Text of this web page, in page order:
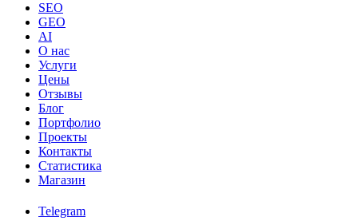
SEO
GEO
AI
О нас
Услуги
Цены
Отзывы
Блог
Портфолио
Проекты
Контакты
Статистика
Магазин
Telegram